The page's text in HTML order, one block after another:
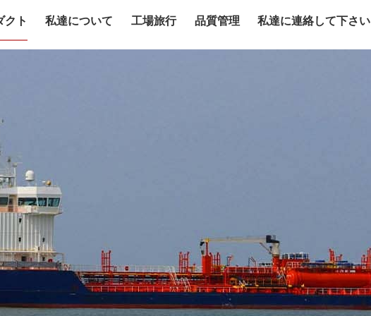
クト 私達について 工場旅行 品質管理 私達に連絡して下さい